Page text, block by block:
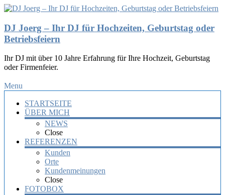
DJ Joerg – Ihr DJ für Hochzeiten, Geburtstag oder
Betriebsfeiern
Ihr DJ mit über 10 Jahre Erfahrung für Ihre Hochzeit, Geburtstag
oder Firmenfeier.
Menu
STARTSEITE
ÜBER MICH
NEWS
Close
REFERENZEN
Kunden
Orte
Kundenmeinungen
Close
FOTOBOX